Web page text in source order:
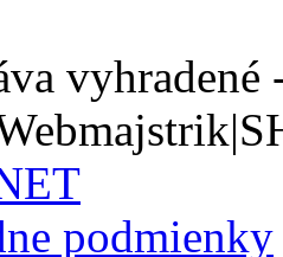
vyhradené
podmienky